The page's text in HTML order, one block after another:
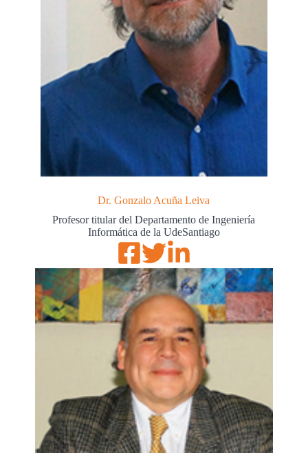
Dr. Gonzalo Acuña Leiva
Profesor titular del Departamento de Ingeniería
Informática de la UdeSantiago